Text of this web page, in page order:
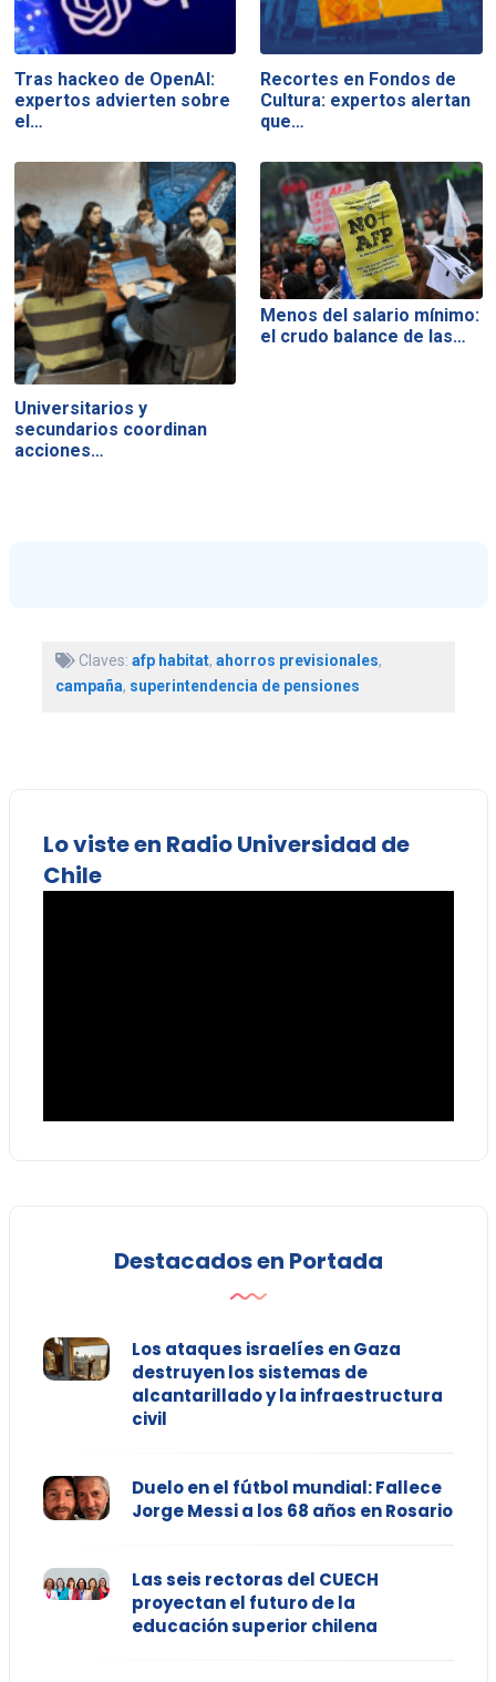
Tras hackeo de OpenAI:
expertos advierten sobre
el…
Recortes en Fondos de
Cultura: expertos alertan
que…
Universitarios y
secundarios coordinan
acciones…
Menos del salario mínimo:
el crudo balance de las…
Claves: afp habitat, ahorros previsionales,
campaña, superintendencia de pensiones
Lo viste en Radio Universidad de
Chile
Destacados en Portada
Los ataques israelíes en Gaza
destruyen los sistemas de
alcantarillado y la infraestructura
civil
Duelo en el fútbol mundial: Fallece
Jorge Messi a los 68 años en Rosario
Las seis rectoras del CUECH
proyectan el futuro de la
educación superior chilena